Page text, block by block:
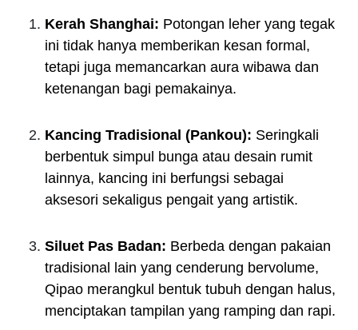
Kerah Shanghai: Potongan leher yang tegak
ini tidak hanya memberikan kesan formal,
tetapi juga memancarkan aura wibawa dan
ketenangan bagi pemakainya.
Kancing Tradisional (Pankou): Seringkali
berbentuk simpul bunga atau desain rumit
lainnya, kancing ini berfungsi sebagai
aksesori sekaligus pengait yang artistik.
Siluet Pas Badan: Berbeda dengan pakaian
tradisional lain yang cenderung bervolume,
Qipao merangkul bentuk tubuh dengan halus,
menciptakan tampilan yang ramping dan rapi.